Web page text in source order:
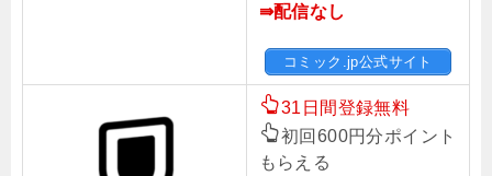
⇛配信なし
コミック.jp公式サイト
31日間登録無料
初回600円分ポイント
もらえる